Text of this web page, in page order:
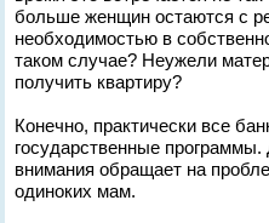
больше женщин остаются с
необходимостью в
таком случае? Неужели
получить квартиру?
Конечно, практически все
государственные
внимания обращает на
одиноких мам.